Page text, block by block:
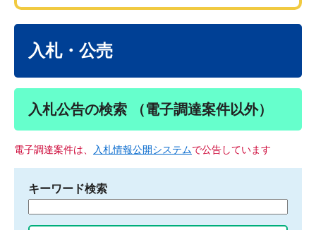
入札・公売
入札公告の検索 （電子調達案件以外）
電子調達案件は、 入札情報公開システムで公告しています
キーワード検索